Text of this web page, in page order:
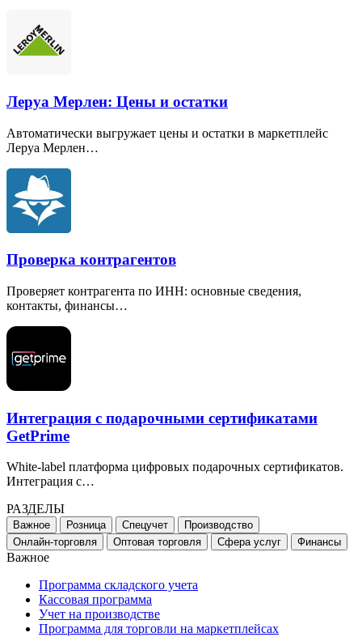
Леруа Мерлен: Цены и остатки
Автоматически выгружает цены и остатки в маркетплейс
Леруа Мерлен…
Проверка контрагентов
Проверяет контрагента по ИНН: основные сведения,
контакты, финансы…
Интеграция с подарочными сертификатами
GetPrime
White-label платформа цифровых подарочных сертификатов.
Интеграция с…
РАЗДЕЛЫ
Важное Розница Спецучет
Производство
Онлайн-торговля
Оптовая торговля Сфера услуг Финансы
Важное
Программа складского учета
Кассовая программа
Учет на производстве
Программа для торговли на маркетплейсах